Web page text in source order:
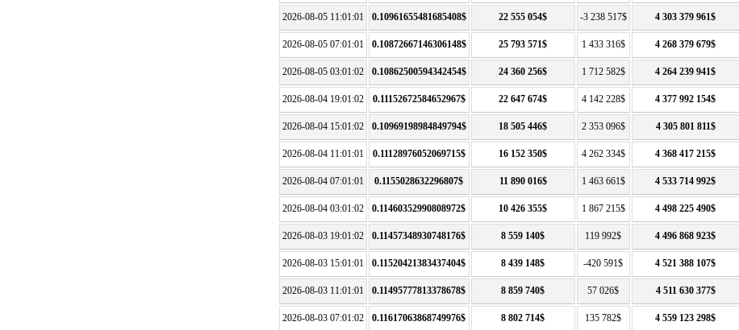
2026-08-05 11:01:01 0.10961655481685408$ 22 555 054$ -3 238 517$ 4 303 379 961$
2026-08-05 07:01:01 0.10872667146306148$ 25 793 571$ 1 433 316$ 4 268 379 679$
2026-08-05 03:01:02 0.10862500594342454$ 24 360 256$ 1 712 582$ 4 264 239 941$
2026-08-04 19:01:02 0.11152672584652967$ 22 647 674$ 4 142 228$ 4 377 992 154$
2026-08-04 15:01:02 0.10969198984849794$ 18 505 446$ 2 353 096$ 4 305 801 811$
2026-08-04 11:01:01 0.11128976052069715$ 16 152 350$ 4 262 334$ 4 368 417 215$
2026-08-04 07:01:01 0.1155028632296807$ 11 890 016$ 1 463 661$ 4 533 714 992$
2026-08-04 03:01:02 0.11460352990808972$ 10 426 355$ 1 867 215$ 4 498 225 490$
2026-08-03 19:01:02 0.11457348930748176$ 8 559 140$ 119 992$ 4 496 868 923$
2026-08-03 15:01:01 0.11520421383437404$ 8 439 148$ -420 591$ 4 521 388 107$
2026-08-03 11:01:01 0.11495777813378678$ 8 859 740$ 57 026$ 4 511 630 377$
2026-08-03 07:01:02 0.11617063868749976$ 8 802 714$ 135 782$ 4 559 123 298$